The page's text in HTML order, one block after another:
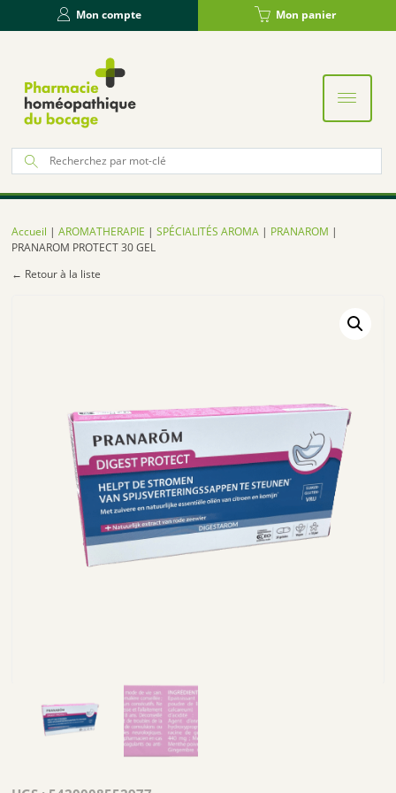
Mon compte Mon panier
:
Accueil |AROMATHERAPIE |SPÉCIALITÉS AROMA | PRANAROM |
PRANAROM PROTECT 30 GEL
← Retour à la liste
Panneau de gestion des cookies